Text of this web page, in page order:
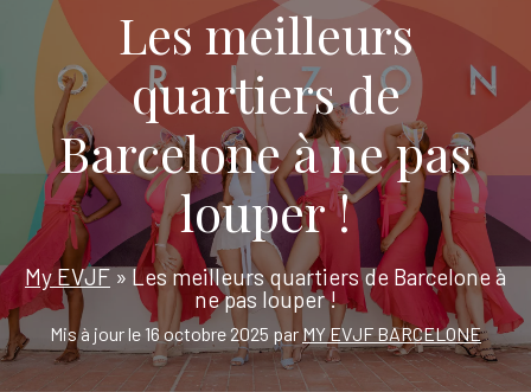
Les meilleurs
quartiers de
Barcelone à ne pas
louper !
My EVJF» Les meilleurs quartiers de Barcelone à
ne pas louper !
Mis à jour le 16 octobre 2025 parMY EVJF BARCELONE